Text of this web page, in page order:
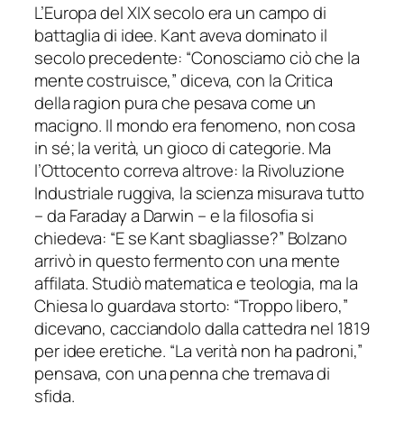
L’Europa del XIX secolo era un campo di
battaglia di idee. Kant aveva dominato il
secolo precedente: “Conosciamo ciò che la
mente costruisce,” diceva, con la Critica
della ragion pura che pesava come un
macigno. Il mondo era fenomeno, non cosa
in sé; la verità, un gioco di categorie. Ma
l’Ottocento correva altrove: la Rivoluzione
Industriale ruggiva, la scienza misurava tutto
– da Faraday a Darwin – e la filosofia si
chiedeva: “E se Kant sbagliasse?” Bolzano
arrivò in questo fermento con una mente
affilata. Studiò matematica e teologia, ma la
Chiesa lo guardava storto: “Troppo libero,”
dicevano, cacciandolo dalla cattedra nel 1819
per idee eretiche. “La verità non ha padroni,”
pensava, con una penna che tremava di
sfida.